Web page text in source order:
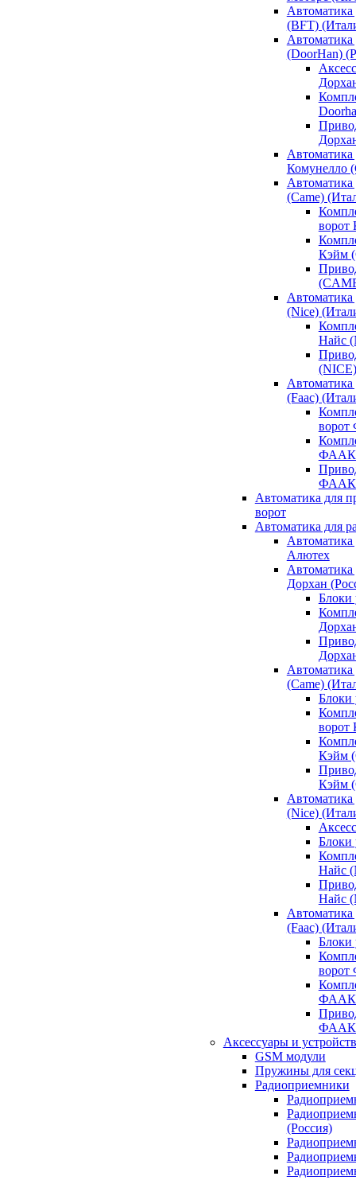
(BFT)
Автоматика
(DoorHan)
Автоматика
Комунелло
(Came)
ворот
Кэйм
Автоматика
(Nice)
Найс
(NICE)
(Faac)
ФААК
ФААК
Автоматика для
ворот
Автоматика для
Алютех
Дорхан
Блоки
(Came)
Блоки
ворот
Кэйм
Кэйм
(Nice)
Блоки
Найс
Найс
(Faac)
ФААК
ФААК
Аксессуары и
GSM модули
Пружины для
Радиоприемники
(Россия)